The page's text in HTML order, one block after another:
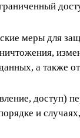
меры для
а также
доступ)
и